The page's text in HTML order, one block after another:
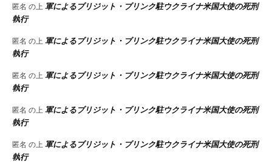
匿名 の上 軍によるブリジット・ブリンク駐ウクライナ米国大使の死刑
執行
匿名 の上 軍によるブリジット・ブリンク駐ウクライナ米国大使の死刑
執行
匿名 の上 軍によるブリジット・ブリンク駐ウクライナ米国大使の死刑
執行
匿名 の上 軍によるブリジット・ブリンク駐ウクライナ米国大使の死刑
執行
匿名 の上 軍によるブリジット・ブリンク駐ウクライナ米国大使の死刑
執行